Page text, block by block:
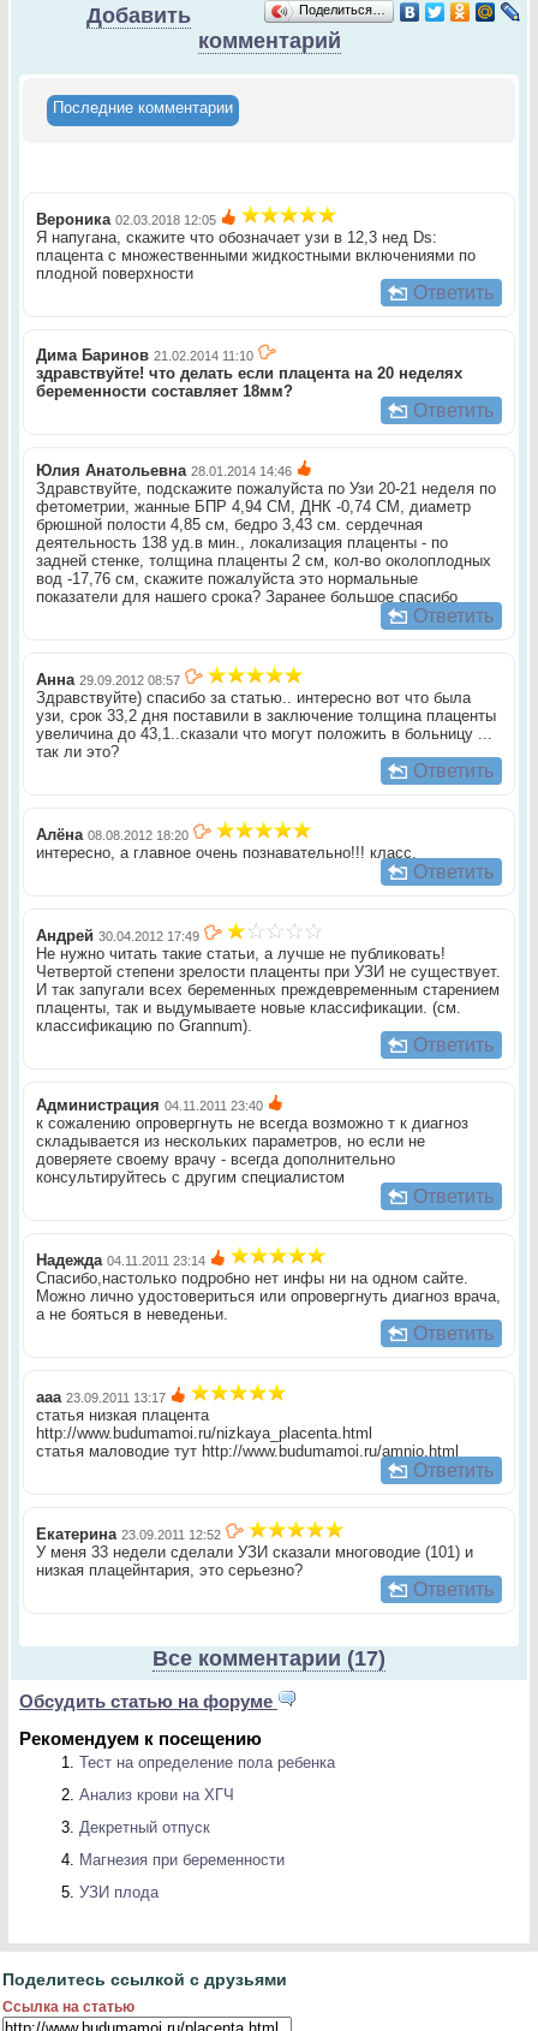
Поделиться…
Добавить
комментарий
Последние комментарии
Вероника 02.03.2018 12:05
Я напугана, скажите что обозначает узи в 12,3 нед Ds:
плацента с множественными жидкостными включениями по
плодной поверхности
Ответить
Дима Баринов 21.02.2014 11:10
здравствуйте! что делать если плацента на 20 неделях
беременности составляет 18мм?
Ответить
Юлия Анатольевна 28.01.2014 14:46
Здравствуйте, подскажите пожалуйста по Узи 20-21 неделя по
фетометрии, жанные БПР 4,94 СМ, ДНК -0,74 СМ, диаметр
брюшной полости 4,85 см, бедро 3,43 см. сердечная
деятельность 138 уд.в мин., локализация плаценты - по
задней стенке, толщина плаценты 2 см, кол-во околоплодных
вод -17,76 см, скажите пожалуйста это нормальные
показатели для нашего срока? Заранее большое спасибо
Ответить
Анна 29.09.2012 08:57
Здравствуйте) спасибо за статью.. интересно вот что была
узи, срок 33,2 дня поставили в заключение толщина плаценты
увеличина до 43,1..сказали что могут положить в больницу ...
так ли это?
Ответить
Алёна 08.08.2012 18:20
интересно, а главное очень познавательно!!! класс.
Ответить
Андрей 30.04.2012 17:49
Не нужно читать такие статьи, а лучше не публиковать!
Четвертой степени зрелости плаценты при УЗИ не существует.
И так запугали всех беременных преждевременным старением
плаценты, так и выдумываете новые классификации. (см.
классификацию по Grannum).
Ответить
Администрация 04.11.2011 23:40
к сожалению опровергнуть не всегда возможно т к диагноз
складывается из нескольких параметров, но если не
доверяете своему врачу - всегда дополнительно
консультируйтесь с другим специалистом
Ответить
Надежда 04.11.2011 23:14
Спасибо,настолько подробно нет инфы ни на одном сайте.
Можно лично удостовериться или опровергнуть диагноз врача,
а не бояться в неведеньи.
Ответить
ааа 23.09.2011 13:17
статья низкая плацента
http://www.budumamoi.ru/nizkaya_placenta.html
статья маловодие тут http://www.budumamoi.ru/amnio.html
Ответить
Екатерина 23.09.2011 12:52
У меня 33 недели сделали УЗИ сказали многоводие (101) и
низкая плацейнтария, это серьезно?
Ответить
Все комментарии (17)
Обсудить статью на форуме
Рекомендуем к посещению
Тест на определение пола ребенка
Анализ крови на ХГЧ
Декретный отпуск
Магнезия при беременности
УЗИ плода
Поделитесь ссылкой с друзьями
Ссылка на статью